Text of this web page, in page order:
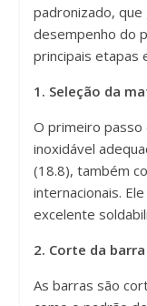
padronizado,
desempenho do
principais etapas
1. Seleção da
O primeiro passo
inoxidável
(18.8), também
internacionais.
excelente
2. Corte da barra
As barras são